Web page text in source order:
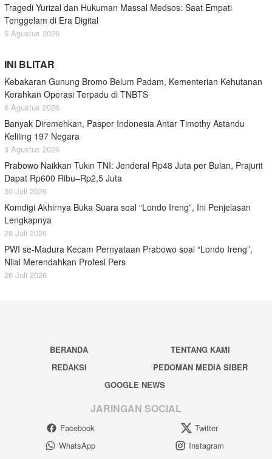
Tragedi Yurizal dan Hukuman Massal Medsos: Saat Empati
Tenggelam di Era Digital
5 Agustus 2026
INI BLITAR
Kebakaran Gunung Bromo Belum Padam, Kementerian Kehutanan
Kerahkan Operasi Terpadu di TNBTS
6 Agustus 2026
Banyak Diremehkan, Paspor Indonesia Antar Timothy Astandu
Keliling 197 Negara
3 Agustus 2026
Prabowo Naikkan Tukin TNI: Jenderal Rp48 Juta per Bulan, Prajurit
Dapat Rp600 Ribu–Rp2,5 Juta
30 Juli 2026
Komdigi Akhirnya Buka Suara soal “Londo Ireng”, Ini Penjelasan
Lengkapnya
28 Juli 2026
PWI se-Madura Kecam Pernyataan Prabowo soal “Londo Ireng”,
Nilai Merendahkan Profesi Pers
26 Juli 2026
BERANDA
TENTANG KAMI
REDAKSI
PEDOMAN MEDIA SIBER
GOOGLE NEWS
JARINGAN SOCIAL
Facebook
Twitter
WhatsApp
Instagram